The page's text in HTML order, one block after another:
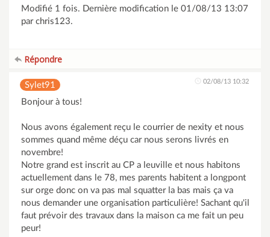
Modifié 1 fois. Dernière modification le 01/08/13 13:07
par chris123.
Répondre
Sylet91 02/08/13 10:32
Bonjour à tous!
Nous avons également reçu le courrier de nexity et nous
sommes quand même déçu car nous serons livrés en
novembre!
Notre grand est inscrit au CP a leuville et nous habitons
actuellement dans le 78, mes parents habitent a longpont
sur orge donc on va pas mal squatter la bas mais ça va
nous demander une organisation particulière! Sachant qu'il
faut prévoir des travaux dans la maison ca me fait un peu
peur!